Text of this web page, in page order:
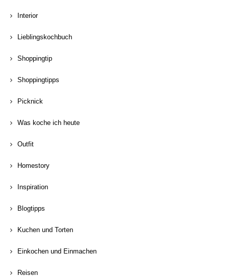
Interior
Lieblingskochbuch
Shoppingtip
Shoppingtipps
Picknick
Was koche ich heute
Outfit
Homestory
Inspiration
Blogtipps
Kuchen und Torten
Einkochen und Einmachen
Reisen